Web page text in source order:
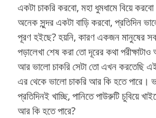
একটা চাকরি করবো, মহা ধুমধামে বিয়ে
অনেক সুন্দর একটা বাড়ি করবো, প্রতিদিন
পূরণ হইছে? হয়নি, কারণ একজন মানুষের
পড়ালেখা শেষ করা তো দূরের কথা
আর ভালো চাকরি সেটা তো এখন করতেছি এই
এর থেকে ভালো চাকরি আর কি হতে পারে।
প্রতিদিনই খাচ্ছি, পানিতে পাউরুটি চুবিয়ে
আর কি হতে পারে?